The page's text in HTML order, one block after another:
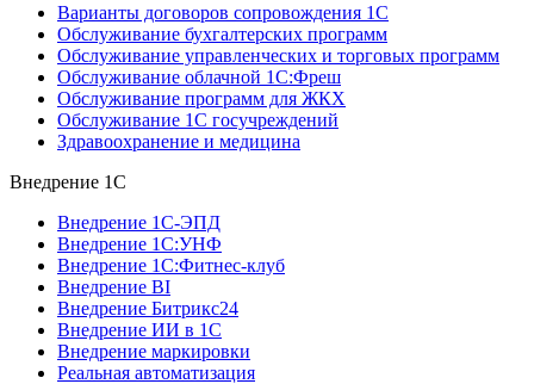
Варианты договоров сопровождения 1С
Обслуживание бухгалтерских программ
Обслуживание управленческих и торговых программ
Обслуживание облачной 1С:Фреш
Обслуживание программ для ЖКХ
Обслуживание 1С госучреждений
Здравоохранение и медицина
Внедрение 1С
Внедрение 1С-ЭПД
Внедрение 1С:УНФ
Внедрение 1С:Фитнес-клуб
Внедрение BI
Внедрение Битрикс24
Внедрение ИИ в 1С
Внедрение маркировки
Реальная автоматизация